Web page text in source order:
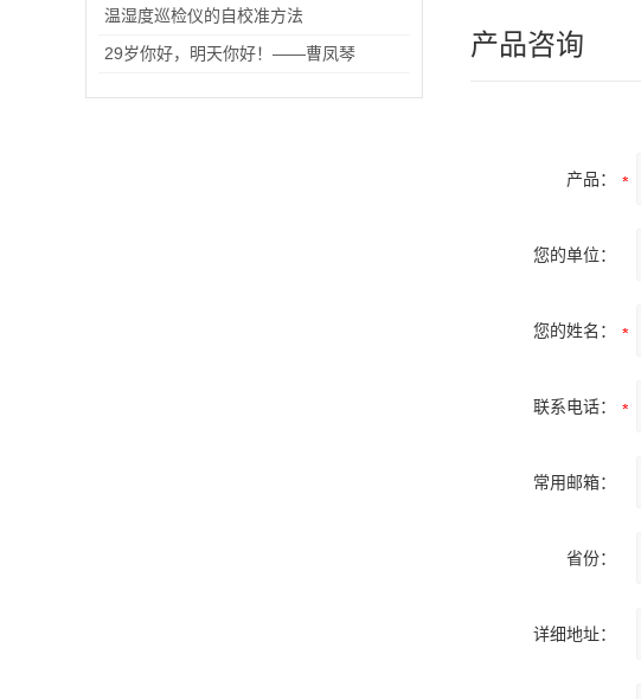
温湿度巡检仪的自校准方法
29岁你好，明天你好！——曹凤琴
产品咨询
产品：
您的单位：
您的姓名：
联系电话：
常用邮箱：
省份：
详细地址：